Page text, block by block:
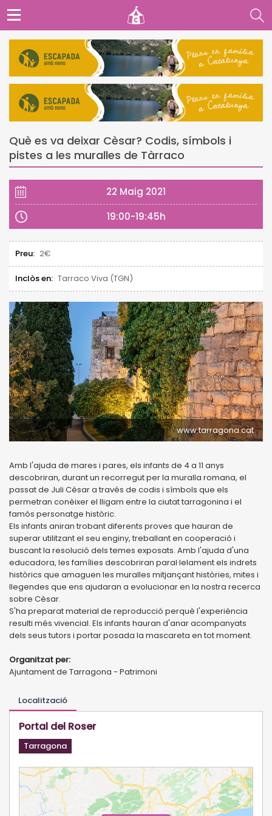
Què es va deixar Cèsar? Codis, símbols i
pistes a les muralles de Tàrraco
22 Maig 2021
19:00-19:45h
Preu: 2€
Inclòs en: Tarraco Viva (TGN)
www.tarragona.cat
Amb l'ajuda de mares i pares, els infants de 4 a 11 anys
descobriran, durant un recorregut per la muralla romana, el
passat de Juli Cèsar a través de codis i símbols que els
permetran conèixer el lligam entre la ciutat tarragonina i el
famós personatge històric.
Els infants aniran trobant diferents proves que hauran de
superar utilitzant el seu enginy, treballant en cooperació i
buscant la resolució dels temes exposats. Amb l'ajuda d'una
educadora, les famílies descobriran paral·lelament els indrets
històrics que amaguen les muralles mitjançant històries, mites i
llegendes que ens ajudaran a evolucionar en la nostra recerca
sobre Cèsar.
S'ha preparat material de reproducció perquè l'experiència
resulti més vivencial. Els infants hauran d'anar acompanyats
dels seus tutors i portar posada la mascareta en tot moment.
Organitzat per:
Ajuntament de Tarragona - Patrimoni
Localització
Portal del Roser
Tarragona